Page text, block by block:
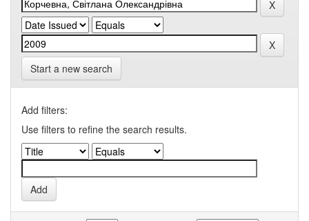
Start a new search
Add filters:
Use filters to refine the search results.